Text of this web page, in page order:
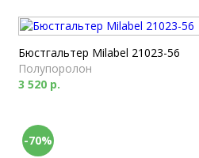
Бюстгальтер Milabel 21023-56
Полупоролон
3 520 р.
-70%